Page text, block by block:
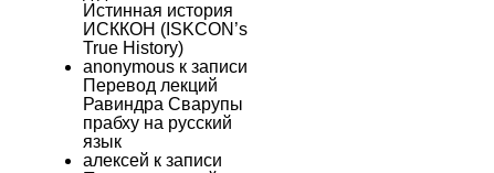
Истинная история
ИСККОН (ISKCON’s
True History)
anonymous к записи
Перевод лекций
Равиндра Сварупы
прабху на русский
язык
алексей к записи